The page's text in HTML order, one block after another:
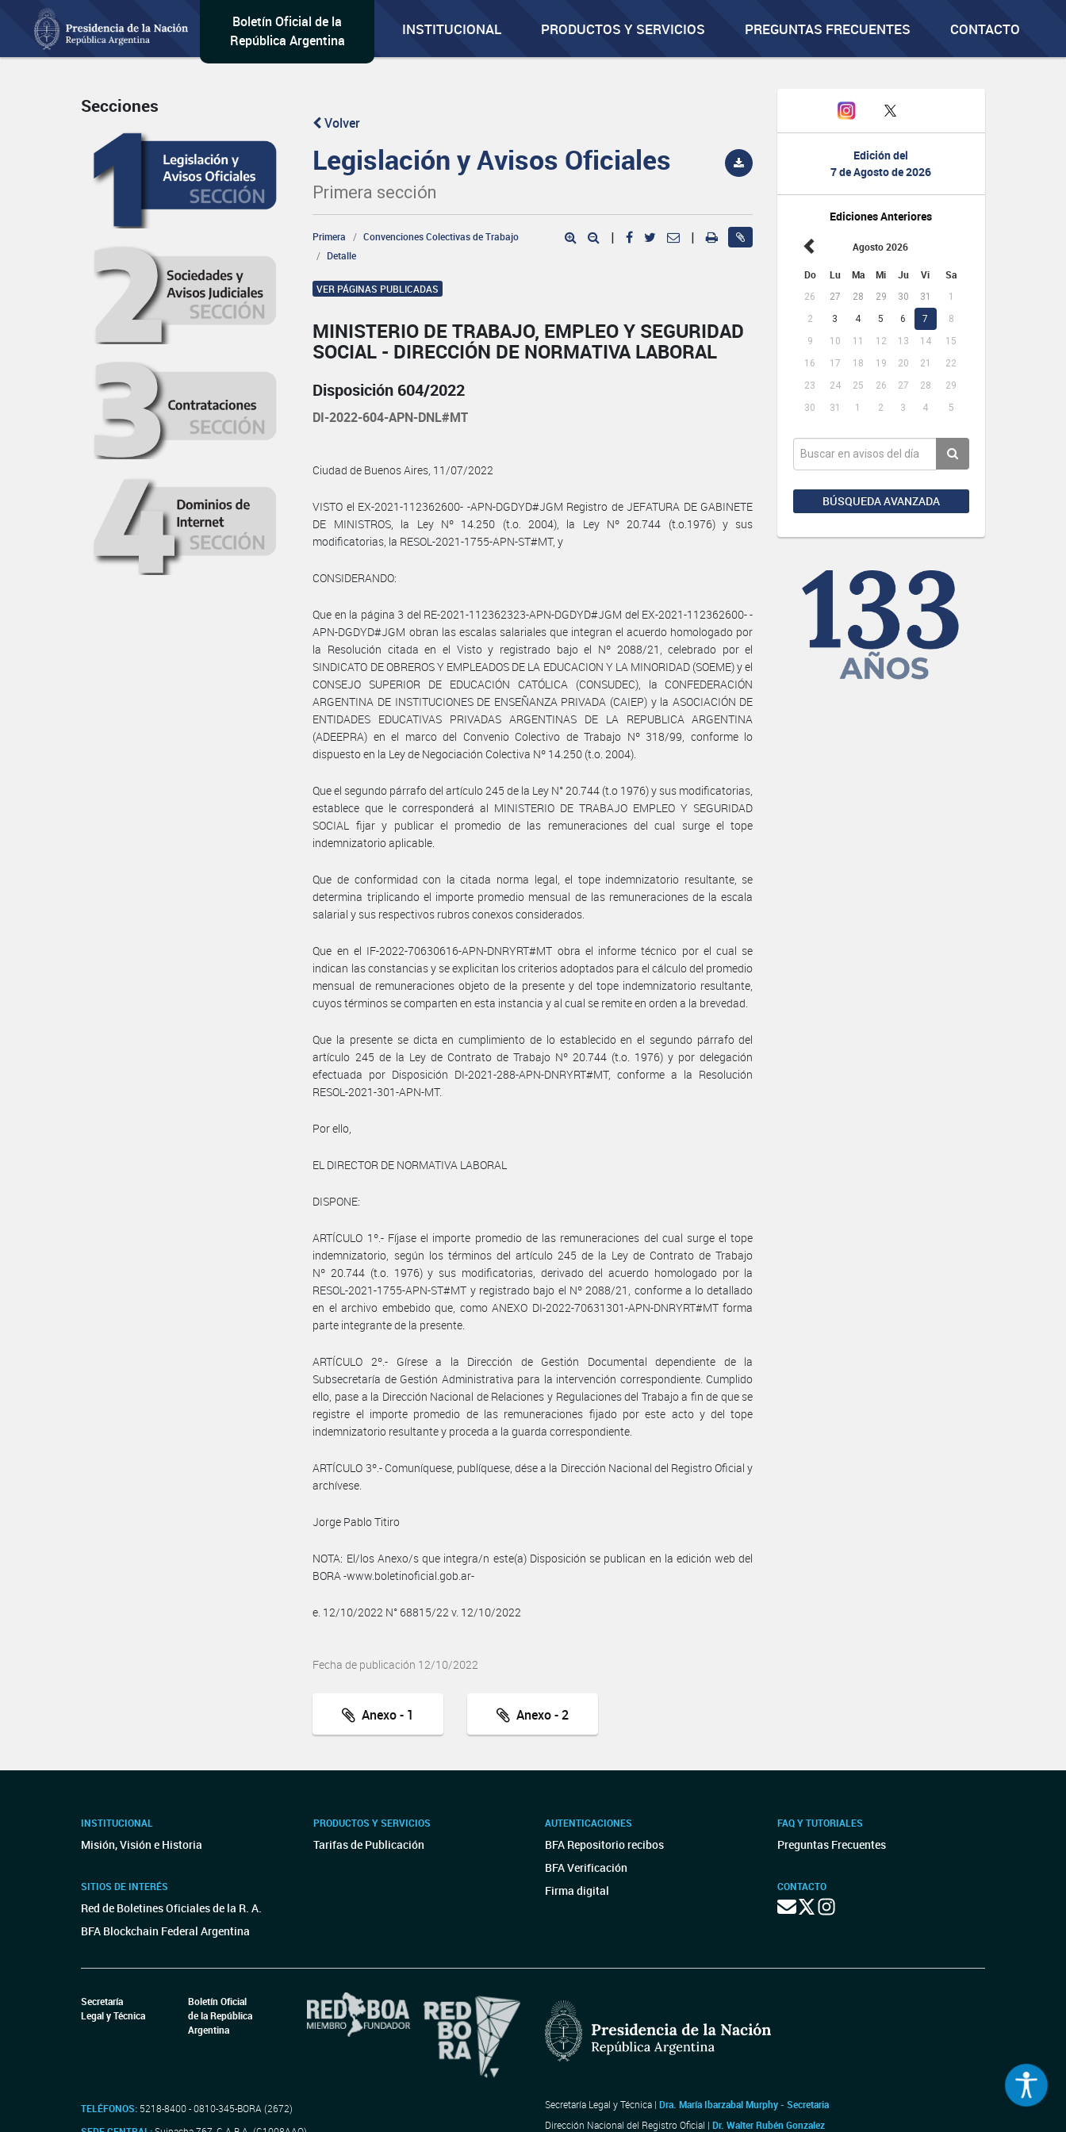
Boletín Oficial de la
República Argentina
INSTITUCIONAL PRODUCTOS Y SERVICIOS PREGUNTAS FRECUENTES CONTACTO
Edición del
7 de Agosto de 2026
Ediciones Anteriores
Agosto 2026
Do Lu Ma Mi Ju Vi Sa
26 27 28 29 30 31
1
2
3 4 5 6 7
8
9
10 11 12 13 14
15
16
17 18 19 20 21
22
23
24 25 26 27 28
29
30
31 1 2 3 4 5
BÚSQUEDA AVANZADA
Secciones
Volver
Legislación y Avisos Oficiales
Primera sección
Primera
Convenciones Colectivas de Trabajo
Detalle
| |
VER PÁGINAS PUBLICADAS
MINISTERIO DE TRABAJO, EMPLEO Y SEGURIDAD
SOCIAL - DIRECCIÓN DE NORMATIVA LABORAL
Disposición 604/2022
DI-2022-604-APN-DNL#MT
Ciudad de Buenos Aires, 11/07/2022
VISTO el EX-2021-112362600- -APN-DGDYD#JGM Registro de JEFATURA DE GABINETE
DE MINISTROS, la Ley Nº 14.250 (t.o. 2004), la Ley Nº 20.744 (t.o.1976) y sus
modificatorias, la RESOL-2021-1755-APN-ST#MT, y
CONSIDERANDO:
Que en la página 3 del RE-2021-112362323-APN-DGDYD#JGM del EX-2021-112362600- -
APN-DGDYD#JGM obran las escalas salariales que integran el acuerdo homologado por
la Resolución citada en el Visto y registrado bajo el Nº 2088/21, celebrado por el
SINDICATO DE OBREROS Y EMPLEADOS DE LA EDUCACION Y LA MINORIDAD (SOEME) y el
CONSEJO SUPERIOR DE EDUCACIÓN CATÓLICA (CONSUDEC), la CONFEDERACIÓN
ARGENTINA DE INSTITUCIONES DE ENSEÑANZA PRIVADA (CAIEP) y la ASOCIACIÓN DE
ENTIDADES EDUCATIVAS PRIVADAS ARGENTINAS DE LA REPUBLICA ARGENTINA
(ADEEPRA) en el marco del Convenio Colectivo de Trabajo Nº 318/99, conforme lo
dispuesto en la Ley de Negociación Colectiva Nº 14.250 (t.o. 2004).
Que el segundo párrafo del artículo 245 de la Ley N° 20.744 (t.o 1976) y sus modificatorias,
establece que le corresponderá al MINISTERIO DE TRABAJO EMPLEO Y SEGURIDAD
SOCIAL fijar y publicar el promedio de las remuneraciones del cual surge el tope
indemnizatorio aplicable.
Que de conformidad con la citada norma legal, el tope indemnizatorio resultante, se
determina triplicando el importe promedio mensual de las remuneraciones de la escala
salarial y sus respectivos rubros conexos considerados.
Que en el IF-2022-70630616-APN-DNRYRT#MT obra el informe técnico por el cual se
indican las constancias y se explicitan los criterios adoptados para el cálculo del promedio
mensual de remuneraciones objeto de la presente y del tope indemnizatorio resultante,
cuyos términos se comparten en esta instancia y al cual se remite en orden a la brevedad.
Que la presente se dicta en cumplimiento de lo establecido en el segundo párrafo del
artículo 245 de la Ley de Contrato de Trabajo Nº 20.744 (t.o. 1976) y por delegación
efectuada por Disposición DI-2021-288-APN-DNRYRT#MT, conforme a la Resolución
RESOL-2021-301-APN-MT.
Por ello,
EL DIRECTOR DE NORMATIVA LABORAL
DISPONE:
ARTÍCULO 1º.- Fíjase el importe promedio de las remuneraciones del cual surge el tope
indemnizatorio, según los términos del artículo 245 de la Ley de Contrato de Trabajo
Nº 20.744 (t.o. 1976) y sus modificatorias, derivado del acuerdo homologado por la
RESOL-2021-1755-APN-ST#MT y registrado bajo el Nº 2088/21, conforme a lo detallado
en el archivo embebido que, como ANEXO DI-2022-70631301-APN-DNRYRT#MT forma
parte integrante de la presente.
ARTÍCULO 2º.- Gírese a la Dirección de Gestión Documental dependiente de la
Subsecretaría de Gestión Administrativa para la intervención correspondiente. Cumplido
ello, pase a la Dirección Nacional de Relaciones y Regulaciones del Trabajo a fin de que se
registre el importe promedio de las remuneraciones fijado por este acto y del tope
indemnizatorio resultante y proceda a la guarda correspondiente.
ARTÍCULO 3º.- Comuníquese, publíquese, dése a la Dirección Nacional del Registro Oficial y
archívese.
Jorge Pablo Titiro
NOTA: El/los Anexo/s que integra/n este(a) Disposición se publican en la edición web del
BORA -www.boletinoficial.gob.ar-
e. 12/10/2022 N° 68815/22 v. 12/10/2022
Fecha de publicación 12/10/2022
Anexo - 1 Anexo - 2
INSTITUCIONAL
Misión, Visión e Historia
SITIOS DE INTERÉS
Red de Boletines Oficiales de la R. A.
BFA Blockchain Federal Argentina
PRODUCTOS Y SERVICIOS
Tarifas de Publicación
AUTENTICACIONES
BFA Repositorio recibos
BFA Verificación
Firma digital
FAQ Y TUTORIALES
Preguntas Frecuentes
CONTACTO
Secretaría
Legal y Técnica
Boletín Oficial
de la República
Argentina
TELÉFONOS: 5218-8400 - 0810-345-BORA (2672)
Secretaría Legal y Técnica | Dra. María Ibarzabal Murphy - Secretaria
Dirección Nacional del Registro Oficial | Dr. Walter Rubén Gonzalez